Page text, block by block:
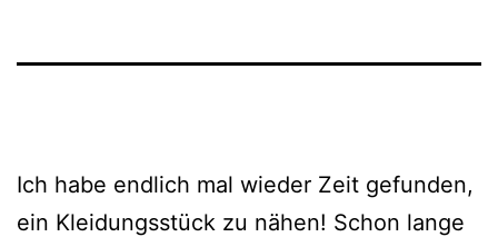
Ich habe endlich mal wieder Zeit gefunden,
ein Kleidungsstück zu nähen! Schon lange